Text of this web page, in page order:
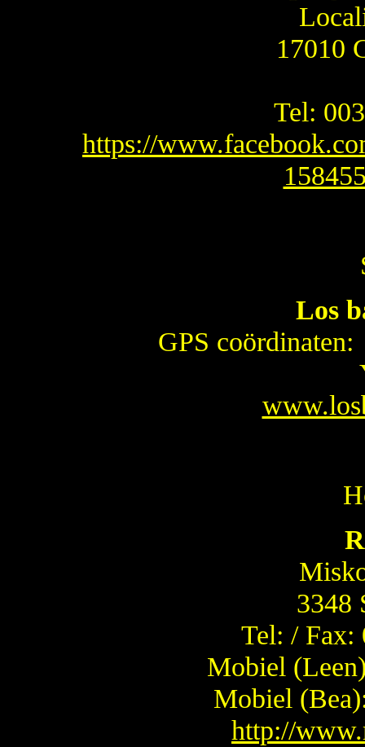
17010
Tel:
https://
Los
GPS
3348
Tel: / Fax:
Mobiel
Mobiel
http://